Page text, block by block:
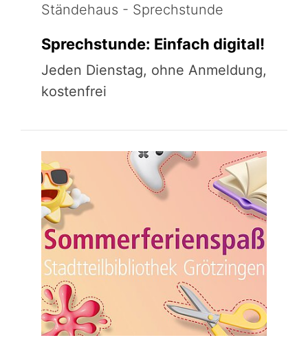
Ständehaus - Sprechstunde
Sprechstunde: Einfach digital!
Jeden Dienstag, ohne Anmeldung,
kostenfrei